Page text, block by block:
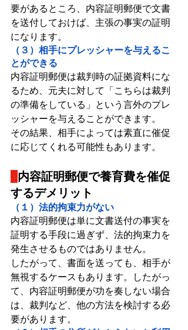
要があるところ、内容証明郵便で文書
を送付しておけば、主張の事実の証明
になります。
（３）相手にプレッシャーを与えるこ
とができる
内容証明郵便は裁判時の証拠資料にな
るため、元夫に対して「こちらは裁判
の準備をしている」という言外のプレ
ッシャーを与えることができます。
その結果、相手によっては素直に催促
に応じてくれる可能性もあります。
内容証明郵便で養育費を催促
するデメリット
（１）法的拘束力がない
内容証明郵便は単に文書送付の事実を
証明する手段に過ぎず、法的拘束力を
発生させるものではありません。
したがって、書面を送っても、相手が
無視するケースもあります。したがっ
て、内容証明郵便が功を奏しない場合
は、裁判など、他の方法を検討する必
要があります。